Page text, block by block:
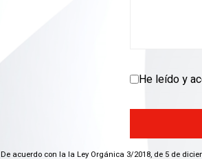
He leído y
De acuerdo con la la Ley Orgánica 3/2018, de 5 de